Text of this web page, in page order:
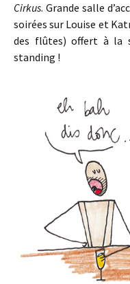
Cirkus. Grande salle
soirées sur Louise et
des flûtes) offert à la
standing !